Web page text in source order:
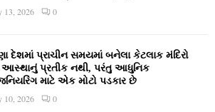
13, 2026 0
દેશમાં પ્રાચીન સમયમાં બનેલા કેટલાક મંદિરો
આસ્થાનું પ્રતીક નથી, પરંતુ આધુનિક
માટે એક મોટો પડકાર છે
10, 2026 0